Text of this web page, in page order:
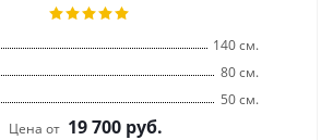
140 см.
80 см.
50 см.
Цена от 19 700 руб.